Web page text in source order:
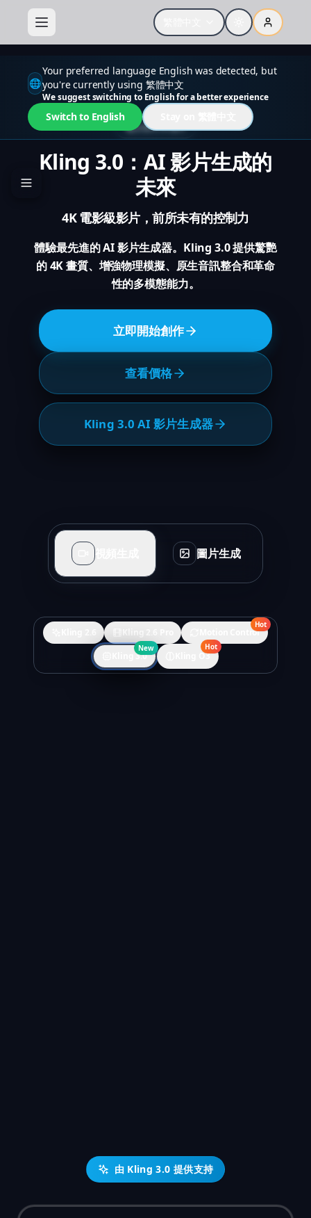
🌐
Your preferred language English was detected, but
you're currently using 繁體中文
We suggest switching to English for a better experience
Switch to English
次世代 AI 影片
Kling 3.0：AI 影片生成的
未來
4K 電影級影片，前所未有的控制力
體驗最先進的 AI 影片生成器。Kling 3.0 提供驚艷
的 4K 畫質、增強物理模擬、原生音訊整合和革命
性的多模態能力。
立即開始創作
查看價格
Kling 3.0 AI 影片生成器
視頻生成 圖片生成
Hot
Motion Control
New
Kling 3.0
Hot
Kling O3
由 Kling 3.0 提供支持